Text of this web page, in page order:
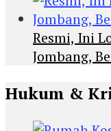
Resmi, Ini
Jombang,
Hukum &